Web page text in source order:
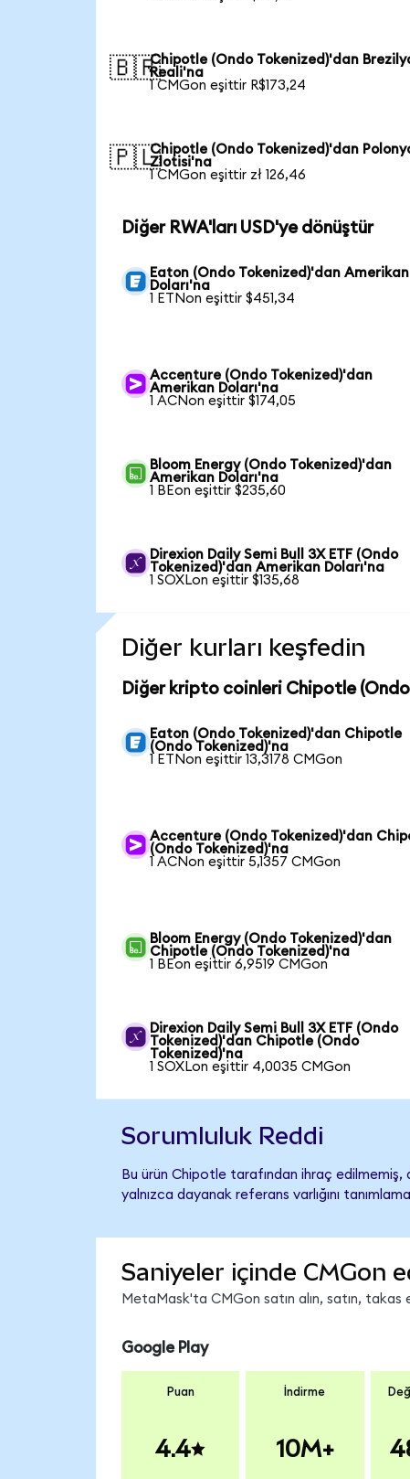
🇧🇷Chipotle (Ondo Tokenized)'dan
Reali'na
1 CMGon eşittir R$173,24
🇵🇱Chipotle (Ondo Tokenized)'dan
Zlotisi'na
1 CMGon eşittir zł 126,46
Diğer RWA'ları USD'ye dönüştür
Eaton (Ondo Tokenized)'dan Amerikan
Doları'na
1 ETNon eşittir $451,34
Accenture (Ondo Tokenized)'dan
Amerikan Doları'na
1 ACNon eşittir $174,05
Bloom Energy (Ondo Tokenized)'dan
Amerikan Doları'na
1 BEon eşittir $235,60
Direxion Daily Semi Bull 3X ETF (Ondo
Tokenized)'dan Amerikan Doları'na
1 SOXLon eşittir $135,68
Diğer kurları keşfedin
Diğer kripto coinleri Chipotle
Eaton (Ondo Tokenized)'dan Chipotle
(Ondo Tokenized)'na
1 ETNon eşittir 13,3178 CMGon
Accenture (Ondo Tokenized)'dan
(Ondo Tokenized)'na
1 ACNon eşittir 5,1357 CMGon
Bloom Energy (Ondo Tokenized)'dan
Chipotle (Ondo Tokenized)'na
1 BEon eşittir 6,9519 CMGon
Direxion Daily Semi Bull 3X ETF (Ondo
Tokenized)'dan Chipotle (Ondo
Tokenized)'na
1 SOXLon eşittir 4,0035 CMGon
Sorumluluk Reddi
Bu ürün Chipotle tarafından ihraç
yalnızca dayanak referans varlığını
Saniyeler içinde CMGon
MetaMask'ta CMGon satın alın, satın,
Google Play
Puan
4.4
İndirme
10M+